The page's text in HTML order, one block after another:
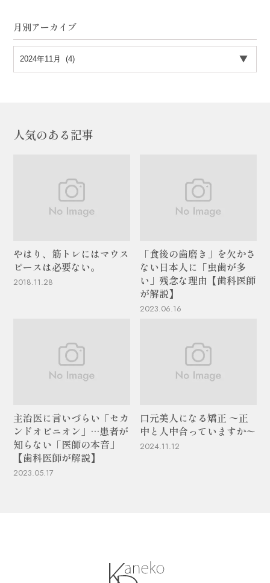
月別アーカイブ
人気のある記事
やはり、筋トレにはマウス
ピースは必要ない。
2018.11.28
「食後の歯磨き」を欠かさ
ない日本人に「虫歯が多
い」残念な理由【歯科医師
が解説】
2023.06.16
主治医に言いづらい「セカ
ンドオピニオン」…患者が
知らない「医師の本音」
【歯科医師が解説】
2023.05.17
口元美人になる矯正 〜正
中と人中合っていますか〜
2024.11.12